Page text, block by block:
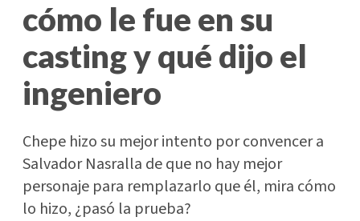
cómo le fue en su
casting y qué dijo el
ingeniero
Chepe hizo su mejor intento por convencer a
Salvador Nasralla de que no hay mejor
personaje para remplazarlo que él, mira cómo
lo hizo, ¿pasó la prueba?